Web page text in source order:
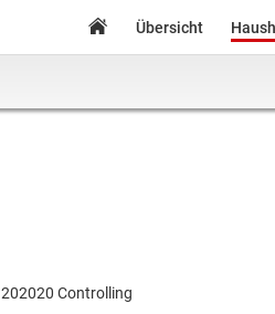
Übersicht
202020 Controlling